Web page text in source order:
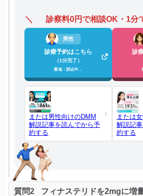
診察料0円で相談OK・1分
男性
診療予約はこちら
（1分完了）
最短：読込中…
または男性向けのDMM
解説記事を読んでから予
約する
診
または
解説記
約する
質問2
フィナステリドを2mgに増